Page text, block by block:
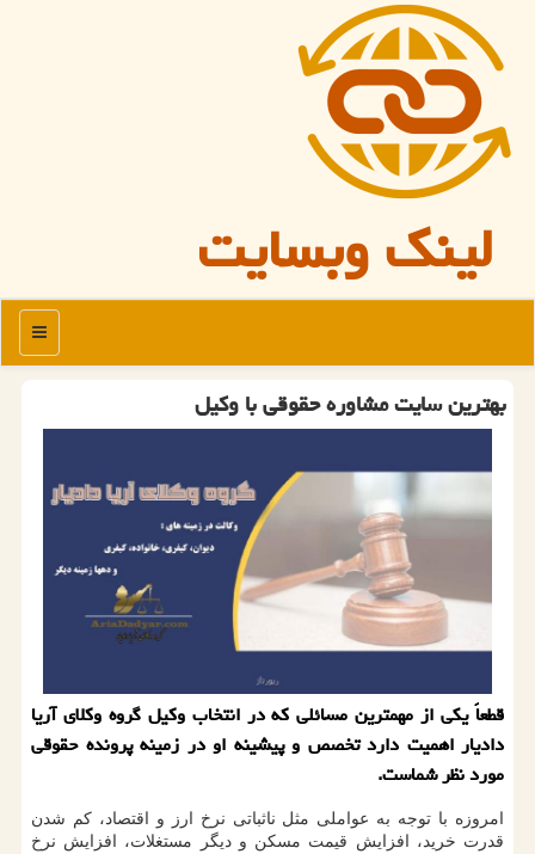
لینک وبسایت
منو
بهترین سایت مشاوره حقوقی با وکیل
قطعاً یکی از مهمترین مسائلی که در انتخاب وکیل گروه وکلای آریا
دادیار اهمیت دارد تخصص و پیشینه او در زمینه پرونده حقوقی
مورد نظر شماست.
امروزه با توجه به عواملی مثل ناثباتی نرخ ارز و اقتصاد، کم شدن
قدرت خرید، افزایش قیمت مسکن و دیگر مستغلات، افزایش نرخ